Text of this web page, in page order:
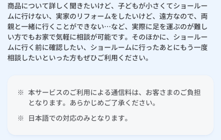
商品について詳しく聞きたいけど、子どもが小さくてショールー
ムに行けない、実家のリフォームをしたいけど、遠方なので、両
親と一緒に行くことができない…など、実際に足を運ぶのが難し
い方でもお家で気軽に相談が可能です。そのほかに、ショールー
ムに行く前に確認したい、ショールームに行ったあとにもう一度
相談したいといった方もぜひご利用ください。
※ 本サービスのご利用による通信料は、お客さまのご負担
となります。あらかじめご了承ください。
※ 日本語での対応のみとなります。